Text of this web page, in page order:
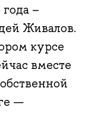
–
Живалов.
курсе
вместе
—